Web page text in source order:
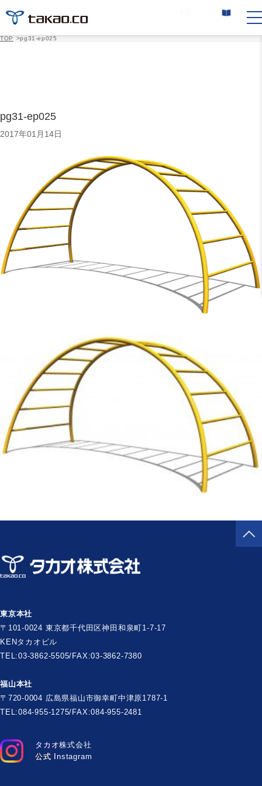
TOP >pg31-ep025
pg31-ep025
2017年01月14日
タカオ株式会社
公式 Instagram
東京本社
〒101-0024 東京都千代田区神田和泉町1-7-17
KENタカオビル
TEL:03-3862-5505/FAX:03-3862-7380
福山本社
〒720-0004 広島県福山市御幸町中津原1787-1
TEL:084-955-1275/FAX:084-955-2481